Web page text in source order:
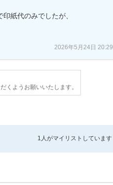
紙代のみでしたが、
2026年5月24日 20:29
くようお願いいたします。
1人がマイリストしています